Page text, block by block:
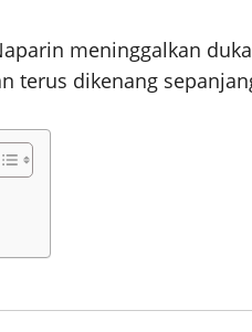
meninggalkan
terus dikenang